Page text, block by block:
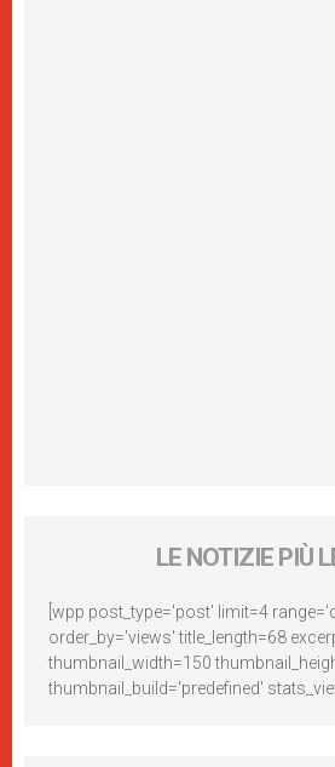
LE NOTIZIE PIÙ
[wpp post_type='post' limit=4
order_by='views' title_length=68
thumbnail_width=150
thumbnail_build='predefined'